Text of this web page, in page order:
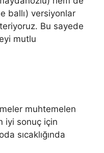
ballı) versiyonlar
Bu sayede
mutlu
muhtemelen
iyi sonuç için
sıcaklığında